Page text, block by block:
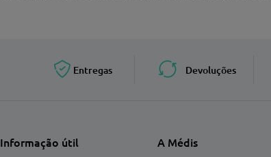
Entregas Devoluções
Informação útil A Médis